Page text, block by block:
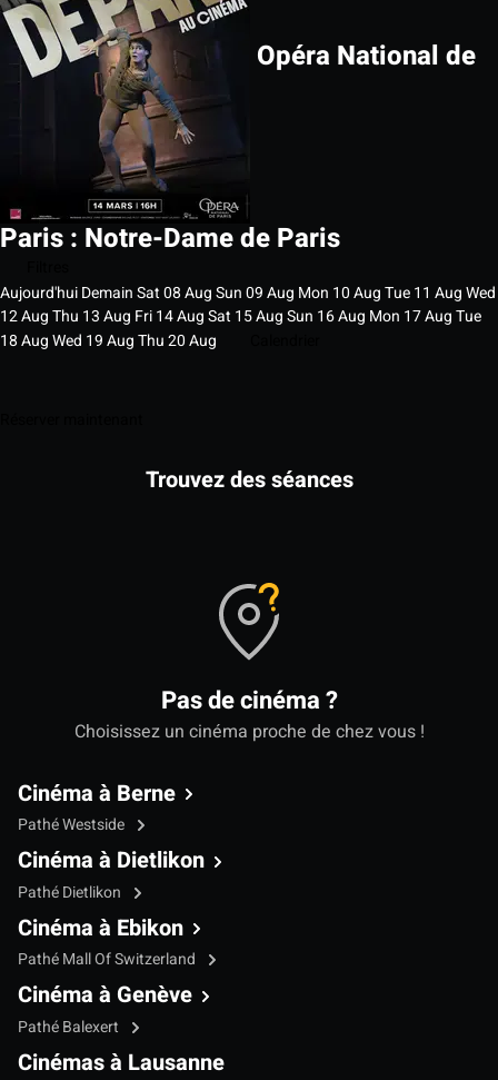
Opéra National de
Paris : Notre-Dame de Paris
Aujourd'huiDemainSat08AugSun09Aug Mon 10AugTue11 AugWed
12AugThu 13Aug Fri14AugSat 15AugSun 16Aug Mon 17AugTue
18AugWed 19AugThu20Aug
Trouvez des séances
Pas de cinéma ?
Choisissez un cinéma proche de chez vous !
Cinéma à Berne
Pathé Westside
Cinéma à Dietlikon
Pathé Dietlikon
Cinéma à Ebikon
Pathé Mall Of Switzerland
Cinéma à Genève
Pathé Balexert
Cinémas à Lausanne